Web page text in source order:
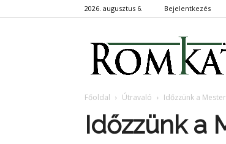
2026. augusztus 6. Bejelentkezés
Főoldal Útravaló Időzzünk a
Időzzünk a